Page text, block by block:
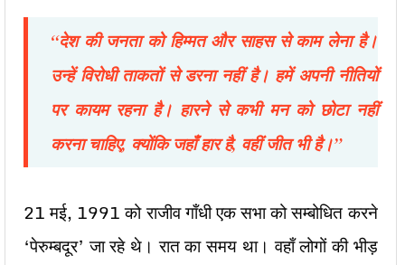
“देश की जनता को हिम्मत और साहस से काम लेना है।
उन्हें विरोधी ताकतों से डरना नहीं है। हमें अपनी नीतियों
पर कायम रहना है। हारने से कभी मन को छोटा नहीं
करना चाहिए, क्योंकि जहाँ हार है, वहीं जीत भी है।”
21 मई, 1991 को राजीव गाँधी एक सभा को सम्बोधित करने
‘पेरुम्बदूर’ जा रहे थे। रात का समय था। वहाँ लोगों की भीड़